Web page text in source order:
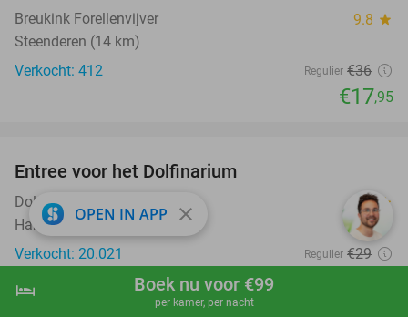
shopping_cart Boek nu
hotel Boek nu voor €99
per kamer, per nacht
Breukink Forellenvijver 9.8 star
Steenderen (14 km)
Verkocht: 412
Regulier €36
€17,95
Entree voor het Dolfinarium
Dolfinarium 8.5star
Harderwijk
Verkocht: 20.021
Regulier €29
OPEN IN APP close